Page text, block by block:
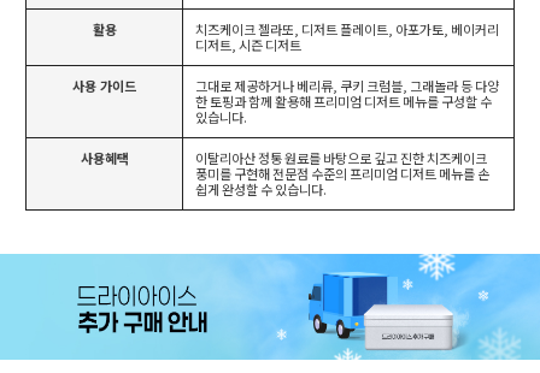
활용
치즈케이크 젤라또, 디저트 플레이트, 아포가토, 베이커리
디저트, 시즌 디저트
사용 가이드
그대로 제공하거나 베리류, 쿠키 크럼블, 그래놀라 등 다양
한 토핑과 함께 활용해 프리미엄 디저트 메뉴를 구성할 수
있습니다.
사용혜택
이탈리아산 정통 원료를 바탕으로 깊고 진한 치즈케이크
풍미를 구현해 전문점 수준의 프리미엄 디저트 메뉴를 손
쉽게 완성할 수 있습니다.